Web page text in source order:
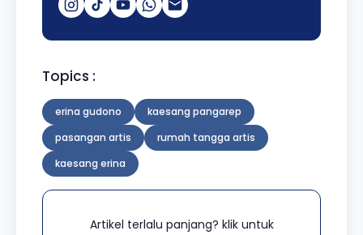
Topics :
erina gudono
kaesang pangarep
pasangan artis
rumah tangga artis
kaesang erina
Artikel terlalu panjang? klik untuk